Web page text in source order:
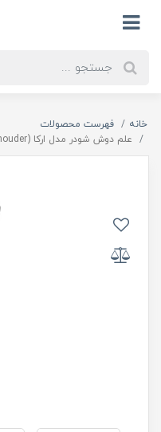
خانه
فهرست محصولات
علم دوش شودر مدل ارکا (ArkaChrome Shouder)